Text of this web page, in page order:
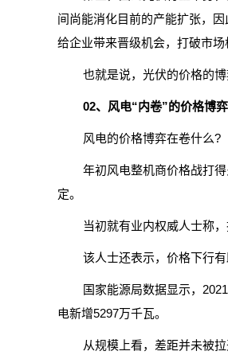
间尚能消化目前的产能扩张，
给企业带来晋级机会，打破市场
也就是说，光伏的价格的
02、风电“内卷”的价格博弈
风电的价格博弈在卷什么?
年初风电整机商价格战打
定。
当初就有业内权威人士称
该人士还表示，价格下行
国家能源局数据显示，
电新增5297万千瓦。
从规模上看，差距并未被